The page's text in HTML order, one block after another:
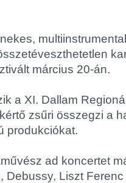
március 20-án.
a XI. Dallam
zsűri összegzi a
produkciókat.
ad koncertet
Debussy, Liszt